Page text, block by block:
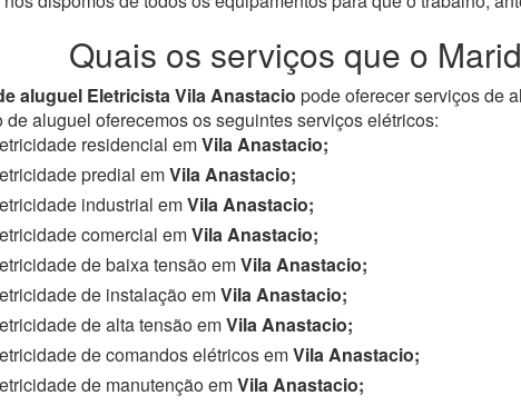
Quais os serviços que o
aluguel Eletricista Vila Anastacio pode oferecer serviços de
de aluguel oferecemos os seguintes serviços elétricos:
residencial emVila Anastacio;
predial emVila Anastacio;
industrial emVila Anastacio;
comercial emVila Anastacio;
de baixa tensão emVila Anastacio;
de instalação emVila Anastacio;
de alta tensão emVila Anastacio;
de comandos elétricos emVila Anastacio;
de manutenção emVila Anastacio;